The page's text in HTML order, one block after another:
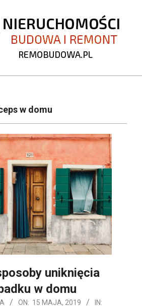
w domu
uniknięcia
w domu
ON: 15 MAJA, 2019
IN: